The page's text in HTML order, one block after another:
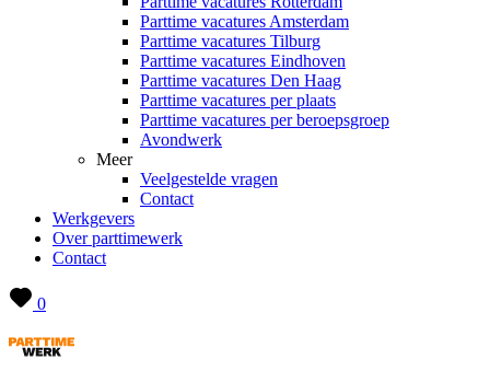
Parttime vacatures Amsterdam
Parttime vacatures Tilburg
Parttime vacatures Eindhoven
Parttime vacatures Den Haag
Parttime vacatures per plaats
Parttime vacatures per beroepsgroep
Avondwerk
Meer
Veelgestelde vragen
Contact
Werkgevers
Over parttimewerk
Contact
0